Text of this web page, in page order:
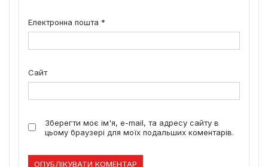
Електронна пошта *
Сайт
Зберегти моє ім'я, e-mail, та адресу сайту в
цьому браузері для моїх подальших коментарів.